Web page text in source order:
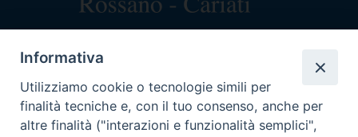
Via Arcivescovado 5
87067 Rossano (CS)
C.F. 87003160782
Informativa
Utilizziamo cookie o tecnologie simili per
finalità tecniche e, con il tuo consenso, anche per
altre finalità ("interazioni e funzionalità semplici",